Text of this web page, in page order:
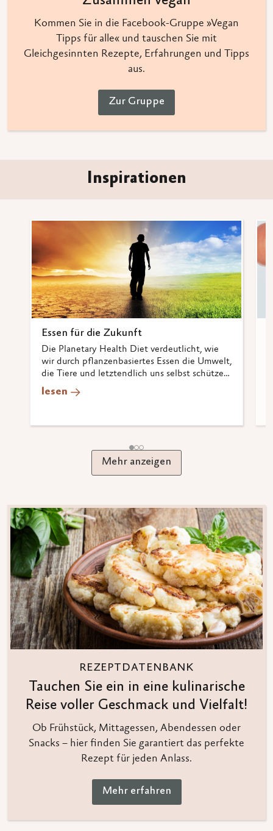
Kommen Sie in die Facebook-Gruppe »Vegan
Tipps für alle« und tauschen Sie mit
Gleichgesinnten Rezepte, Erfahrungen und Tipps
aus.
Zur Gruppe
Inspirationen
Essen für die Zukunft
Die Planetary Health Diet verdeutlicht, wie
wir durch pflanzenbasiertes Essen die Umwelt,
die Tiere und letztendlich uns selbst schützen
können.
lesen
Mehr anzeigen
REZEPTDATENBANK
Tauchen Sie ein in eine kulinarische
Reise voller Geschmack und Vielfalt!
Ob Frühstück, Mittagessen, Abendessen oder
Snacks – hier finden Sie garantiert das perfekte
Rezept für jeden Anlass.
Mehr erfahren